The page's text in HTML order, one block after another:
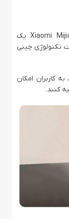
فلاسک شیائومی Xiaomi Mijia Portable Electric Cup 2 یک
تکنولوژی چینی
کاربران امکان
کنند.